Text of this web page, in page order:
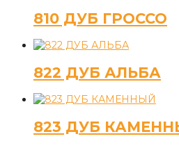
810 ДУБ ГРОССО
822 ДУБ АЛЬБА
823 ДУБ